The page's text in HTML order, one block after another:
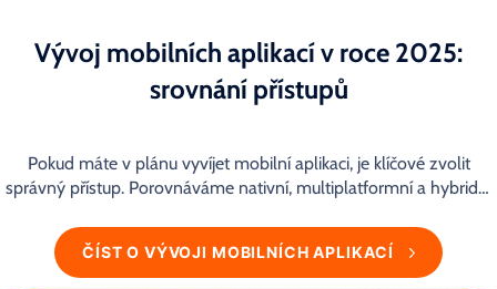
Vývoj mobilních aplikací v roce 2025:
srovnání přístupů
Pokud máte v plánu vyvíjet mobilní aplikaci, je klíčové zvolit
správný přístup. Porovnáváme nativní, multiplatformní a hybridní
ČÍST O VÝVOJI MOBILNÍCH APLIKACÍ